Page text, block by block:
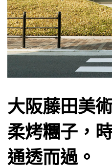
大阪藤田美
柔烤糰子，
通透而過。